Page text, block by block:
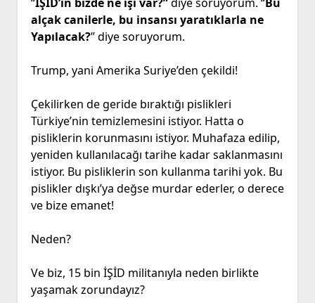
“İŞİD’in bizde ne işi var?”diye soruyorum. “Bu
alçak canilerle, bu insansı yaratıklarla ne
Yapılacak?” diye soruyorum.
Trump, yani Amerika Suriye’den çekildi!
Çekilirken de geride bıraktığı pislikleri
Türkiye’nin temizlemesini istiyor. Hatta o
pisliklerin korunmasını istiyor. Muhafaza edilip,
yeniden kullanılacağı tarihe kadar saklanmasını
istiyor. Bu pisliklerin son kullanma tarihi yok. Bu
pislikler dışkı’ya değse murdar ederler, o derece
ve bize emanet!
Neden?
Ve biz, 15 bin İŞİD militanıyla neden birlikte
yaşamak zorundayız?